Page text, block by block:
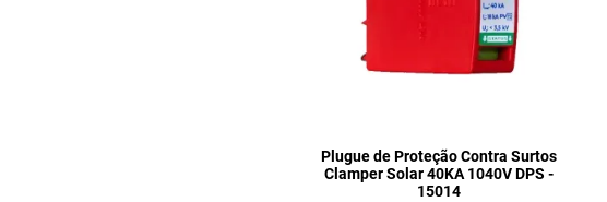
Plugue de Proteção Contra Surtos
Clamper Solar 40KA 1040V DPS -
15014